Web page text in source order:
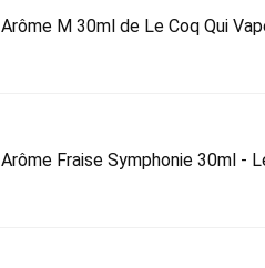
Arôme M 30ml de Le Coq Qui
Arôme Fraise Symphonie 30ml -